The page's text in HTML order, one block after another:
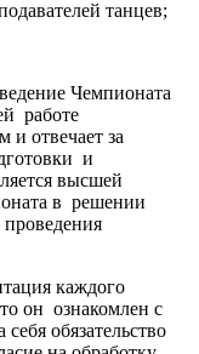
танцев;
Чемпионата
работе
и отвечает за
и
высшей
в решении
каждого
он ознакомлен с
обязательство